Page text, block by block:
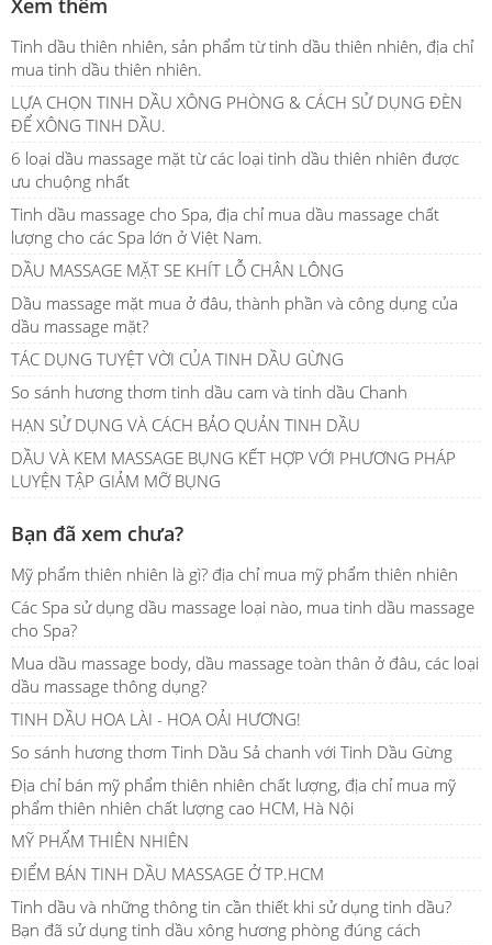
Tinh dầu thiên nhiên, sản phẩm từ tinh dầu thiên nhiên, địa chỉ
mua tinh dầu thiên nhiên.
LỰA CHỌN TINH DẦU XÔNG PHÒNG & CÁCH SỬ DỤNG ĐÈN
ĐỂ XÔNG TINH DẦU.
6 loại dầu massage mặt từ các loại tinh dầu thiên nhiên được
ưu chuộng nhất
Tinh dầu massage cho Spa, địa chỉ mua dầu massage chất
lượng cho các Spa lớn ở Việt Nam.
DẦU MASSAGE MẶT SE KHÍT LỖ CHÂN LÔNG
Dầu massage mặt mua ở đâu, thành phần và công dụng của
dầu massage mặt?
TÁC DỤNG TUYỆT VỜI CỦA TINH DẦU GỪNG
So sánh hương thơm tinh dầu cam và tinh dầu Chanh
HẠN SỬ DỤNG VÀ CÁCH BẢO QUẢN TINH DẦU
DẦU VÀ KEM MASSAGE BỤNG KẾT HỢP VỚI PHƯƠNG PHÁP
LUYỆN TẬP GIẢM MỠ BỤNG
Bạn đã xem chưa?
Mỹ phẩm thiên nhiên là gì? địa chỉ mua mỹ phẩm thiên nhiên
Các Spa sử dụng dầu massage loại nào, mua tinh dầu massage
cho Spa?
Mua dầu massage body, dầu massage toàn thân ở đâu, các loại
dầu massage thông dụng?
TINH DẦU HOA LÀI - HOA OẢI HƯƠNG!
So sánh hương thơm Tinh Dầu Sả chanh với Tinh Dầu Gừng
Địa chỉ bán mỹ phẩm thiên nhiên chất lượng, địa chỉ mua mỹ
phẩm thiên nhiên chất lượng cao HCM, Hà Nội
MỸ PHẨM THIÊN NHIÊN
ĐIỂM BÁN TINH DẦU MASSAGE Ở TP.HCM
Tinh dầu và những thông tin cần thiết khi sử dụng tinh dầu?
Bạn đã sử dụng tinh dầu xông hương phòng đúng cách